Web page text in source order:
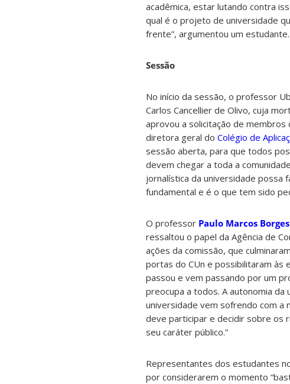
acadêmica, estar lutando contra
qual é o projeto de universidade
frente”, argumentou um estudante.
Sessão
No início da sessão, o professor
Carlos Cancellier de Olivo, cuja
aprovou a solicitação de membros
diretora geral do Colégio de
sessão aberta, para que todos
devem chegar a toda a
jornalística da universidade possa
fundamental e é o que tem sido
O professor Paulo Marcos
ressaltou o papel da Agência de
ações da comissão, que
portas do CUn e possibilitaram às
passou e vem passando por um
preocupa a todos. A autonomia
universidade vem sofrendo com a
deve participar e decidir sobre os
seu caráter público.”
Representantes dos estudantes
por considerarem o momento